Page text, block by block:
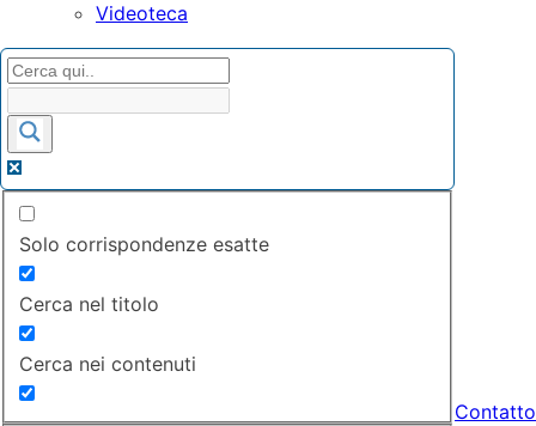
Videoteca
Solo corrispondenze esatte
Cerca nel titolo
Cerca nei contenuti
Contatto